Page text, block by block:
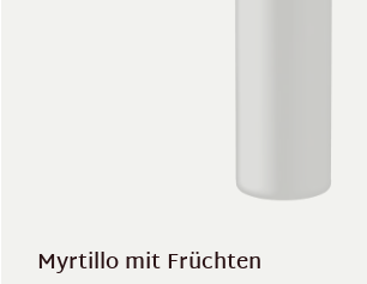
Myrtillo mit Früchten